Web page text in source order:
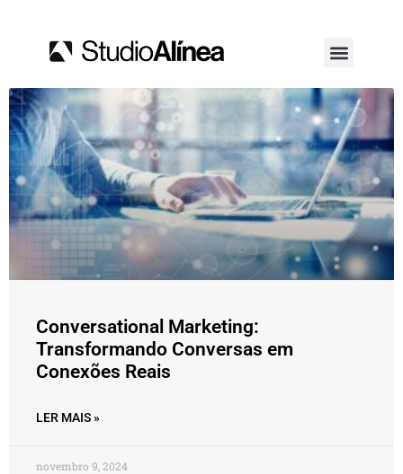
Conversational Marketing:
Transformando Conversas em
Conexões Reais
LER MAIS »
novembro 9, 2024